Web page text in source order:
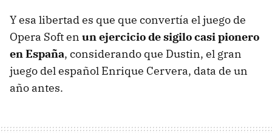
Y esa libertad es que que convertía el juego de
Opera Soft en un ejercicio de sigilo casi pionero
en España, considerando que Dustin, el gran
juego del español Enrique Cervera, data de un
año antes.